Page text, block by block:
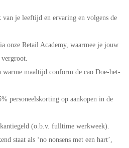
je leeftijd en ervaring en volgens de
Retail Academy, waarmee je jouw
vergroot.
maaltijd conform de cao Doe-het-
personeelskorting op aankopen in de
(o.b.v. fulltime werkweek).
staat als ‘no nonsens met een hart’,